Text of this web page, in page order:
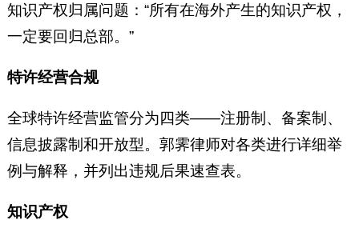
知识产权归属问题：“所有在海外产生的知识产权，
一定要回归总部。”
特许经营合规
全球特许经营监管分为四类——注册制、备案制、
信息披露制和开放型。郭霁律师对各类进行详细举
例与解释，并列出违规后果速查表。
知识产权